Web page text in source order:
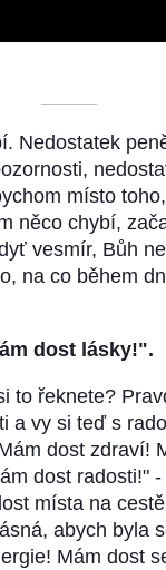
––––––––––
Nedostatek
místo
něco chybí,
vesmír, Bůh
na co během
dost lásky!".
to řeknete?
a vy si teď s
dost zdraví!
dost radosti!"
místa na
abych byla
Mám dost